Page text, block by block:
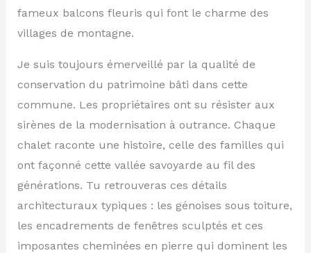
fameux balcons fleuris qui font le charme des
villages de montagne.
Je suis toujours émerveillé par la qualité de
conservation du patrimoine bâti dans cette
commune. Les propriétaires ont su résister aux
sirènes de la modernisation à outrance. Chaque
chalet raconte une histoire, celle des familles qui
ont façonné cette vallée savoyarde au fil des
générations. Tu retrouveras ces détails
architecturaux typiques : les génoises sous toiture,
les encadrements de fenêtres sculptés et ces
imposantes cheminées en pierre qui dominent les